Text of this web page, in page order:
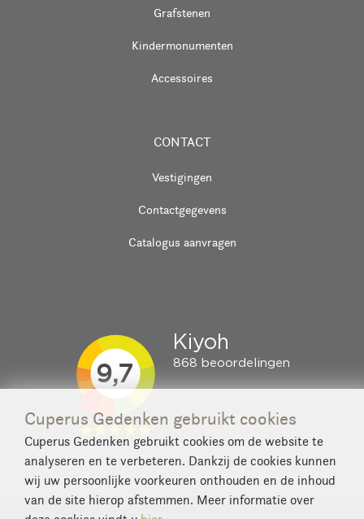
Grafstenen
Kindermonumenten
Accessoires
CONTACT
Vestigingen
Contactgegevens
Catalogus aanvragen
Cuperus Gedenken gebruikt cookies
Cuperus Gedenken gebruikt cookies om de website te
analyseren en te verbeteren. Dankzij de cookies kunnen
wij uw persoonlijke voorkeuren onthouden en de inhoud
van de site hierop afstemmen. Meer informatie over